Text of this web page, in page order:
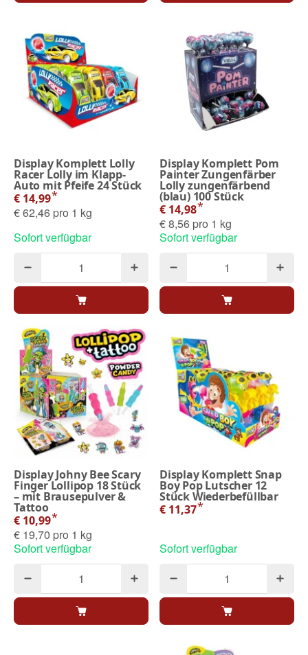
Display Komplett Lolly
Racer Lolly im Klapp-
Auto mit Pfeife 24 Stück
€ 14,99*
€ 62,46 pro 1 kg
Sofort verfügbar
Display Komplett Pom
Painter Zungenfärber
Lolly zungenfärbend
(blau) 100 Stück
€ 14,98*
€ 8,56 pro 1 kg
Sofort verfügbar
Display Johny Bee Scary
Finger Lollipop 18 Stück
– mit Brausepulver &
Tattoo
€ 10,99*
€ 19,70 pro 1 kg
Sofort verfügbar
Display Komplett Snap
Boy Pop Lutscher 12
Stück Wiederbefüllbar
€ 11,37*
Sofort verfügbar